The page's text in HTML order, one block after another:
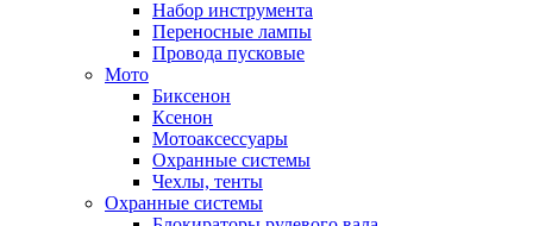
Набор инструмента
Переносные лампы
Провода пусковые
Мото
Биксенон
Ксенон
Мотоаксессуары
Охранные системы
Чехлы, тенты
Охранные системы